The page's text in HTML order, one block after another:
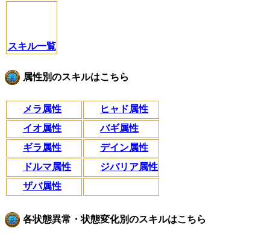
スキル一覧
属性別のスキルはこちら
メラ属性
ヒャド属性
イオ属性
バギ属性
ギラ属性
デイン属性
ドルマ属性
ジバリア属性
ザバ属性
各状態異常・状態変化別のスキルはこちら